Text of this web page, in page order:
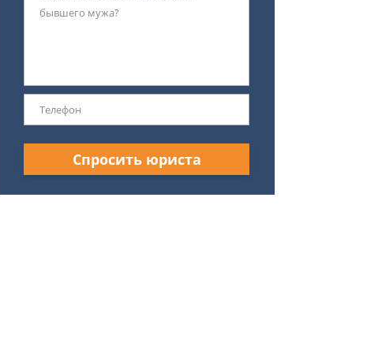
Спросить юриста